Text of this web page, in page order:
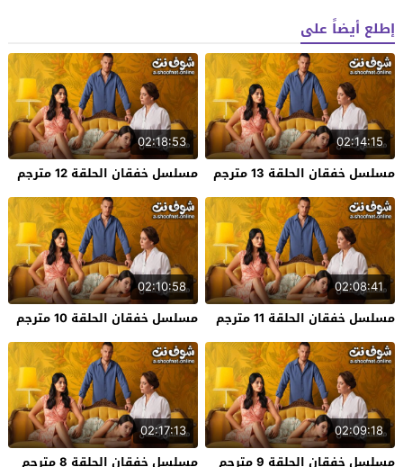
إطلع أيضاً على
02:14:15
مسلسل خفقان الحلقة 13 مترجم
02:18:53
مسلسل خفقان الحلقة 12 مترجم
02:08:41
مسلسل خفقان الحلقة 11 مترجم
02:10:58
مسلسل خفقان الحلقة 10 مترجم
02:09:18
مسلسل خفقان الحلقة 9 مترجم
02:17:13
مسلسل خفقان الحلقة 8 مترجم